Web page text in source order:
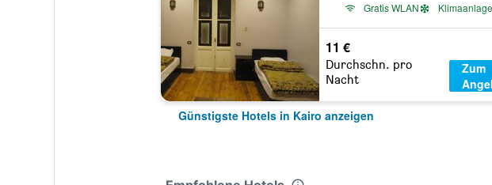
Gratis WLAN
Klimaanlage
11 €
Durchschn. pro
Nacht
Zum
Günstigste Hotels in Kairo anzeigen